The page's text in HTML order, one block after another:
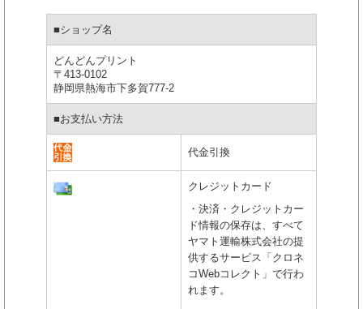
■ショップ名
どんどんプリント
〒413-0102
静岡県熱海市下多賀777-2
■お支払い方法
代金引換
クレジットカード
・決済・クレジットカー
ド情報の保存は、すべて
ヤマト運輸株式会社の提
供するサービス「クロネ
コWebコレクト」で行わ
れます。